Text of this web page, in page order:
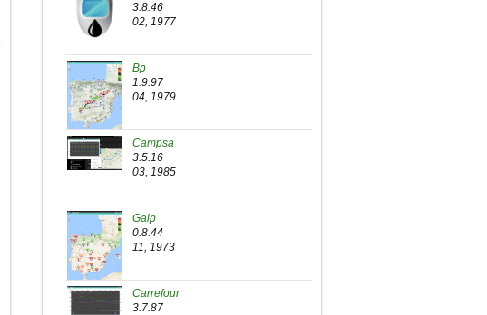
3.8.46
02, 1977
Bp
1.9.97
04, 1979
Campsa
3.5.16
03, 1985
Galp
0.8.44
11, 1973
Carrefour
3.7.87